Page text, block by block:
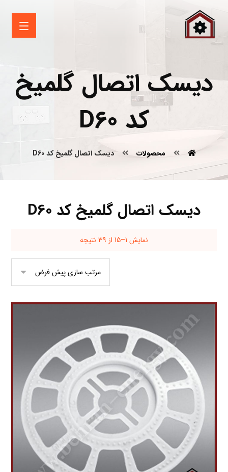
دیسک اتصال گلمیخ
کد D60
محصولات دیسک اتصال گلمیخ کد D60
دیسک اتصال گلمیخ کد D60
نمایش 1–15 از 39 نتیجه